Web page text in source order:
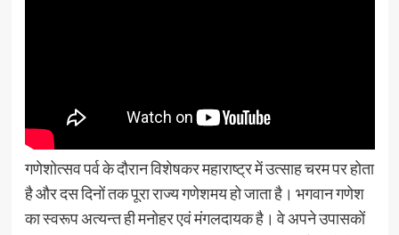
गणेशोत्सव पर्व के दौरान विशेषकर महाराष्ट्र में उत्साह चरम पर होता
है और दस दिनों तक पूरा राज्य गणेशमय हो जाता है। भगवान गणेश
का स्वरूप अत्यन्त ही मनोहर एवं मंगलदायक है। वे अपने उपासकों